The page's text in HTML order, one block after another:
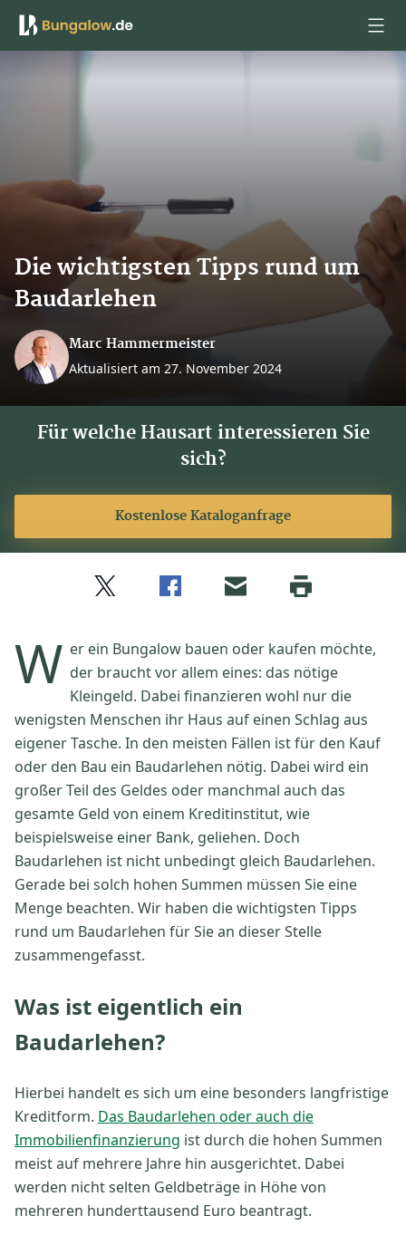
Die wichtigsten Tipps rund um
Baudarlehen
Marc Hammermeister
Aktualisiert am 27. November 2024
Für welche Hausart interessieren Sie
sich?
Kostenlose Kataloganfrage
W er ein Bungalow bauen oder kaufen möchte,
der braucht vor allem eines: das nötige
Kleingeld. Dabei finanzieren wohl nur die
wenigsten Menschen ihr Haus auf einen Schlag aus
eigener Tasche. In den meisten Fällen ist für den Kauf
oder den Bau ein Baudarlehen nötig. Dabei wird ein
großer Teil des Geldes oder manchmal auch das
gesamte Geld von einem Kreditinstitut, wie
beispielsweise einer Bank, geliehen. Doch
Baudarlehen ist nicht unbedingt gleich Baudarlehen.
Gerade bei solch hohen Summen müssen Sie eine
Menge beachten. Wir haben die wichtigsten Tipps
rund um Baudarlehen für Sie an dieser Stelle
zusammengefasst.
Was ist eigentlich ein
Baudarlehen?
Hierbei handelt es sich um eine besonders langfristige
Kreditform. Das Baudarlehen oder auch die
Immobilienfinanzierung ist durch die hohen Summen
meist auf mehrere Jahre hin ausgerichtet. Dabei
werden nicht selten Geldbeträge in Höhe von
mehreren hunderttausend Euro beantragt.